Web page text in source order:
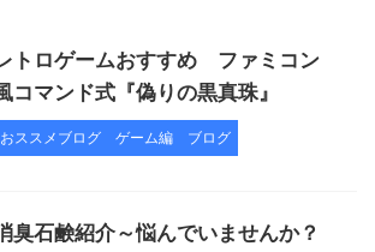
トロゲームおすすめ ファミコン
コマンド式『偽りの黒真珠』
おススメブログ ゲーム編 ブログ
臭石鹸紹介～悩んでいませんか？